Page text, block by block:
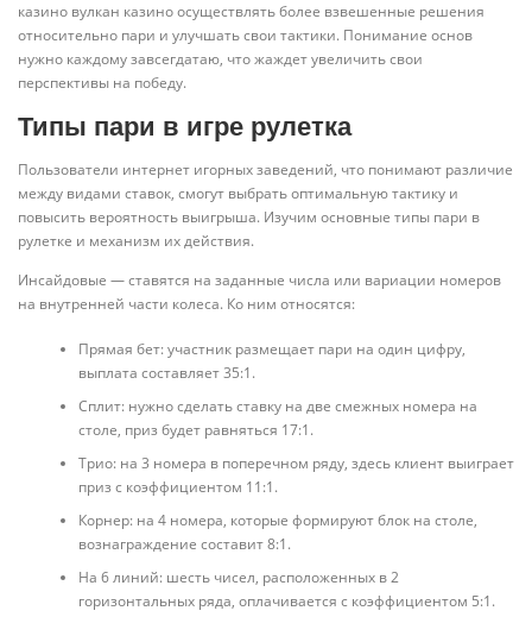
казино вулкан казино осуществлять более взвешенные решения
относительно пари и улучшать свои тактики. Понимание основ
нужно каждому завсегдатаю, что жаждет увеличить свои
перспективы на победу.
Типы пари в игре рулетка
Пользователи интернет игорных заведений, что понимают различие
между видами ставок, смогут выбрать оптимальную тактику и
повысить вероятность выигрыша. Изучим основные типы пари в
рулетке и механизм их действия.
Инсайдовые — ставятся на заданные числа или вариации номеров
на внутренней части колеса. Ко ним относятся:
Прямая бет: участник размещает пари на один цифру,
выплата составляет 35:1.
Сплит: нужно сделать ставку на две смежных номера на
столе, приз будет равняться 17:1.
Трио: на 3 номера в поперечном ряду, здесь клиент выиграет
приз с коэффициентом 11:1.
Корнер: на 4 номера, которые формируют блок на столе,
вознаграждение составит 8:1.
На 6 линий: шесть чисел, расположенных в 2
горизонтальных ряда, оплачивается с коэффициентом 5:1.